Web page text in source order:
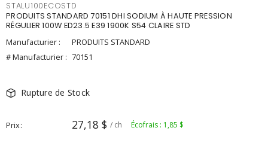
STALU100ECOSTD
PRODUITS STANDARD 70151 DHI SODIUM À HAUTE PRESSION
RÉGULIER 100W ED23.5 E39 1900K S54 CLAIRE STD
Manufacturier :
PRODUITS STANDARD
# Manufacturier : 70151
Rupture de Stock
Prix 27,18 $ / ch Écofrais : 1,85 $